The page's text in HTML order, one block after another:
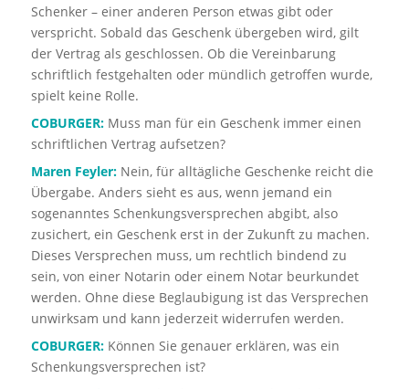
Schenker – einer anderen Person etwas gibt oder
verspricht. Sobald das Geschenk übergeben wird, gilt
der Vertrag als geschlossen. Ob die Vereinbarung
schriftlich festgehalten oder mündlich getroffen wurde,
spielt keine Rolle.
COBURGER: Muss man für ein Geschenk immer einen
schriftlichen Vertrag aufsetzen?
Maren Feyler:Nein, für alltägliche Geschenke reicht die
Übergabe. Anders sieht es aus, wenn jemand ein
sogenanntes Schenkungsversprechen abgibt, also
zusichert, ein Geschenk erst in der Zukunft zu machen.
Dieses Versprechen muss, um rechtlich bindend zu
sein, von einer Notarin oder einem Notar beurkundet
werden. Ohne diese Beglaubigung ist das Versprechen
unwirksam und kann jederzeit widerrufen werden.
COBURGER:Können Sie genauer erklären, was ein
Schenkungsversprechen ist?